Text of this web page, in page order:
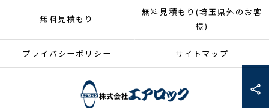
無料見積もり
無料見積もり(埼玉県外のお客
様)
プライバシーポリシー サイトマップ